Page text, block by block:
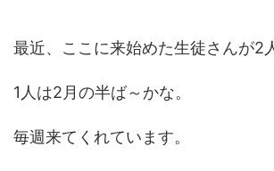
最近、ここに来始めた生徒さんが2
1人は2月の半ば～かな。
毎週来てくれています。